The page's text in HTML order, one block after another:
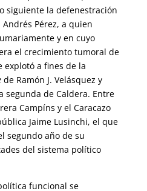
siguiente la defenestración
Pérez, a quien
y en cuyo
el crecimiento tumoral de
explotó a fines de la
de Ramón J. Velásquez y
segunda de Caldera. Entre
Campíns y el Caracazo
Jaime Lusinchi, el que
segundo año de su
del sistema político
funcional se